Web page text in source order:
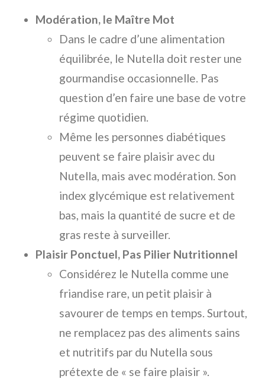
Modération, le Maître Mot
Dans le cadre d’une alimentation
équilibrée, le Nutella doit rester une
gourmandise occasionnelle. Pas
question d’en faire une base de votre
régime quotidien.
Même les personnes diabétiques
peuvent se faire plaisir avec du
Nutella, mais avec modération. Son
index glycémique est relativement
bas, mais la quantité de sucre et de
gras reste à surveiller.
Plaisir Ponctuel, Pas Pilier Nutritionnel
Considérez le Nutella comme une
friandise rare, un petit plaisir à
savourer de temps en temps. Surtout,
ne remplacez pas des aliments sains
et nutritifs par du Nutella sous
prétexte de « se faire plaisir ».